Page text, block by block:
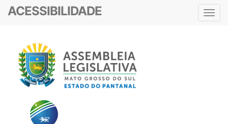
ACESSIBILIDADE